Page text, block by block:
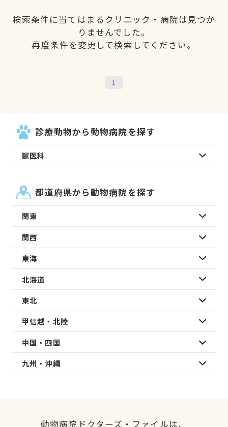
検索条件に当てはまるクリニック・病院は見つか
りませんでした。
再度条件を変更して検索してください。
1
診療動物から動物病院を探す
獣医科
都道府県から動物病院を探す
関東
関西
東海
北海道
東北
甲信越・北陸
中国・四国
九州・沖縄
動物病院ドクターズ・ファイルは、